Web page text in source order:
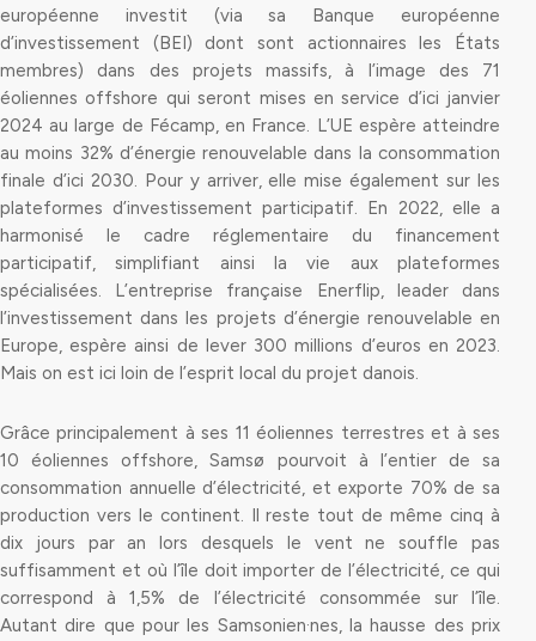
européenne investit (via sa Banque européenne
d’investissement (BEI) dont sont actionnaires les États
membres) dans des projets massifs, à l’image des 71
éoliennes offshore qui seront mises en service d’ici janvier
2024 au large de Fécamp, en France. L’UE espère atteindre
au moins 32% d’énergie renouvelable dans la consommation
finale d’ici 2030. Pour y arriver, elle mise également sur les
plateformes d’investissement participatif. En 2022, elle a
harmonisé le cadre réglementaire du financement
participatif, simplifiant ainsi la vie aux plateformes
spécialisées. L’entreprise française Enerflip, leader dans
l’investissement dans les projets d’énergie renouvelable en
Europe, espère ainsi de lever 300 millions d’euros en 2023.
Mais on est ici loin de l’esprit local du projet danois.
Grâce principalement à ses 11 éoliennes terrestres et à ses
10 éoliennes offshore, Samsø pourvoit à l’entier de sa
consommation annuelle d’électricité, et exporte 70% de sa
production vers le continent. Il reste tout de même cinq à
dix jours par an lors desquels le vent ne souffle pas
suffisamment et où l’île doit importer de l’électricité, ce qui
correspond à 1,5% de l’électricité consommée sur l’île.
Autant dire que pour les Samsonien·nes, la hausse des prix